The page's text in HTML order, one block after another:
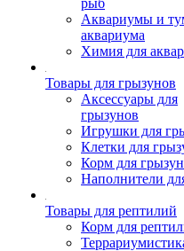
рыб
Аквариумы и
аквариума
Химия для
Товары для грызунов
Аксессуары для
грызунов
Игрушки для
Клетки для
Корм для
Наполнители
Товары для рептилий
Корм для